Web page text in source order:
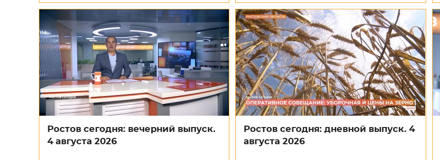
Ростов сегодня: вечерний выпуск.
4 августа 2026
Ростов сегодня: дневной выпуск. 4
августа 2026